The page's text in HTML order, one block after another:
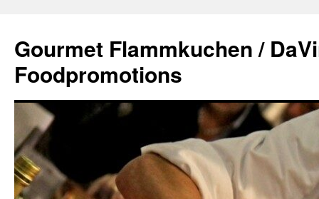
Gourmet Flammkuchen /
Foodpromotions